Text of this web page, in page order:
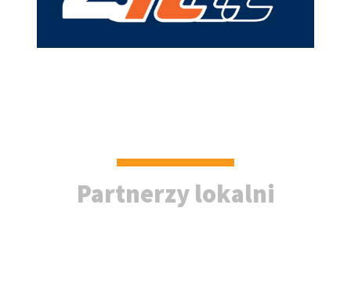
Partnerzy lokalni